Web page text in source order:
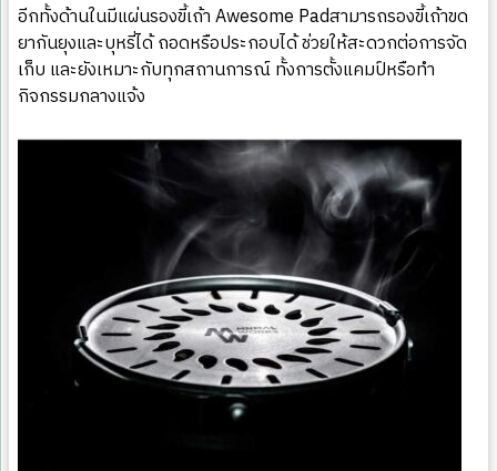
อีกทั้งด้านในมีแผ่นรองขี้เถ้า Awesome Padสามารถรองขี้เถ้าขด
ยากันยุงและบุหรี่ได้ ถอดหรือประกอบได้ ช่วยให้สะดวกต่อการจัด
เก็บ และยังเหมาะกับทุกสถานการณ์ ทั้งการตั้งแคมป์หรือทำ
กิจกรรมกลางแจ้ง